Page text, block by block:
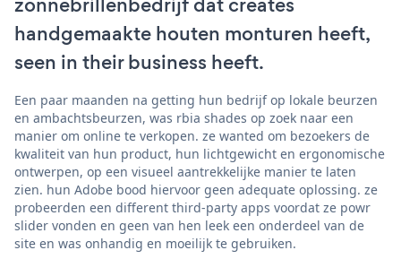
handgemaakte houten monturen heeft,
seen in their business heeft.
Een paar maanden na getting hun bedrijf op lokale beurzen
en ambachtsbeurzen, was rbia shades op zoek naar een
manier om online te verkopen. ze wanted om bezoekers de
kwaliteit van hun product, hun lichtgewicht en ergonomische
ontwerpen, op een visueel aantrekkelijke manier te laten
zien. hun Adobe bood hiervoor geen adequate oplossing. ze
probeerden een different third-party apps voordat ze powr
slider vonden en geen van hen leek een onderdeel van de
site en was onhandig en moeilijk te gebruiken.